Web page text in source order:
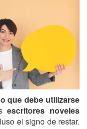
que debe utilizarse
escritores noveles
el signo de restar.